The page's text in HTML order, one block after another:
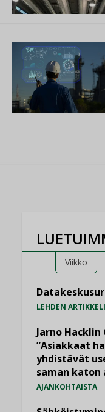
Viikko
LEHDEN
Jarno
”Asiakkaat
yhdistävät
saman katon
AJANKOHTAISTA